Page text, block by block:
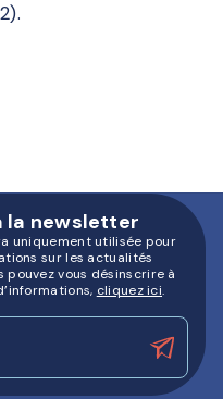
la newsletter
uniquement utilisée pour
sur les actualités
pouvez vous désinscrire à
cliquez ici.